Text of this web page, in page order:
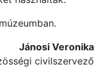
Jánosi Veronika
civilszervező